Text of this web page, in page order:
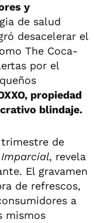
y
de salud
desacelerar el
The Coca-
por el
propiedad
blindaje.
de
Imparcial, revela
El gravamen
de refrescos,
a
mismos